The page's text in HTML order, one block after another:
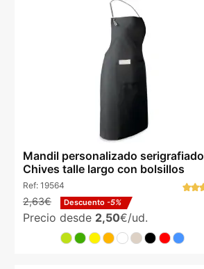
Mandil personalizado serigrafiado
Chives talle largo con bolsillos
Ref: 19564
2,63€ Descuento -5%
Precio desde 2,50€/ud.